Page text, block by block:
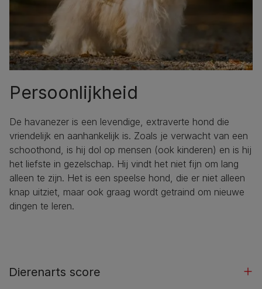
Persoonlijkheid
De havanezer is een levendige, extraverte hond die
vriendelijk en aanhankelijk is. Zoals je verwacht van een
schoothond, is hij dol op mensen (ook kinderen) en is hij
het liefste in gezelschap. Hij vindt het niet fijn om lang
alleen te zijn. Het is een speelse hond, die er niet alleen
knap uitziet, maar ook graag wordt getraind om nieuwe
dingen te leren.
Dierenarts score